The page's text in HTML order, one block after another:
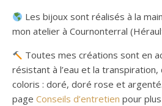
Les bijoux sont réalisés à la
mon atelier à Cournonterral
Toutes mes créations sont en
résistant à l’eau et la
coloris : doré, doré rose et
page Conseils d’entretien pour